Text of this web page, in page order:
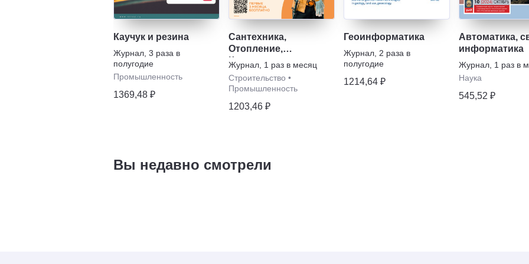
Каучук и резина
Журнал 3 раза в
полугодие
Промышленность
1369,48 ₽
Сантехника,
Отопление,
Кондиционирование
Журнал 1 раз в месяц
Строительство •
Промышленность
1203,46 ₽
Геоинформатика
Журнал 2 раза в
полугодие
1214,64 ₽
Автоматика,
информатика
Журнал 1 раз в
Наука
545,52 ₽
Вы недавно смотрели